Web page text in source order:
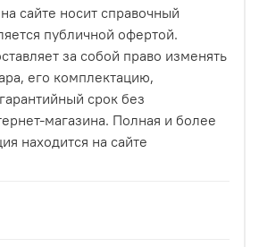
сайте носит справочный
публичной офертой.
за собой право изменять
его комплектацию,
срок без
магазина. Полная и более
находится на сайте